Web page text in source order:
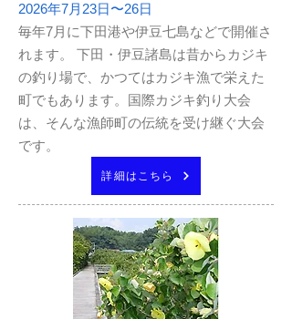
2026年7月23日〜26日
毎年7月に下田港や伊豆七島などで開催さ
れます。 下田・伊豆諸島は昔からカジキ
の釣り場で、かつてはカジキ漁で栄えた
町でもあります。国際カジキ釣り大会
は、そんな漁師町の伝統を受け継ぐ大会
です。
詳細はこちら